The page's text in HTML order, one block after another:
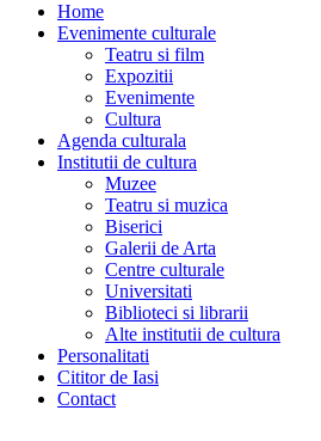
Home
Evenimente culturale
Teatru si film
Expozitii
Evenimente
Cultura
Agenda culturala
Institutii de cultura
Muzee
Teatru si muzica
Biserici
Galerii de Arta
Centre culturale
Universitati
Biblioteci si librarii
Alte institutii de cultura
Personalitati
Cititor de Iasi
Contact